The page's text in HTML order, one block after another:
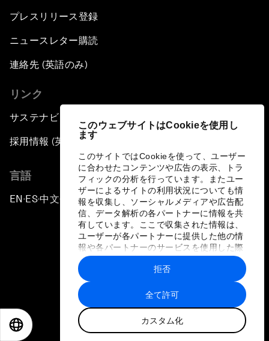
このウェブサイトはCookieを使用し
ます
このサイトではCookieを使って、ユーザー
に合わせたコンテンツや広告の表示、トラ
フィックの分析を行っています。またユー
ザーによるサイトの利用状況についても情
報を収集し、ソーシャルメディアや広告配
信、データ解析の各パートナーに情報を共
有しています。ここで収集された情報は、
ユーザーが各パートナーに提供した他の情
報や各パートナーのサービスを使用した際
に収集された情報と組み合わされ、各パー
トナーによって使用されることがありま
す。
全て許可
カスタム化
拒否
プレスリリース登録
ニュースレター購読
連絡先 (英語のみ)
リンク
サステナビリティへの取り組み
採用情報 (英語のみ)
言語
EN ▪ES▪中文▪ 日本語
プライバシーポリシーと利用規約
サイトマップ
©
世界経済フォーラム